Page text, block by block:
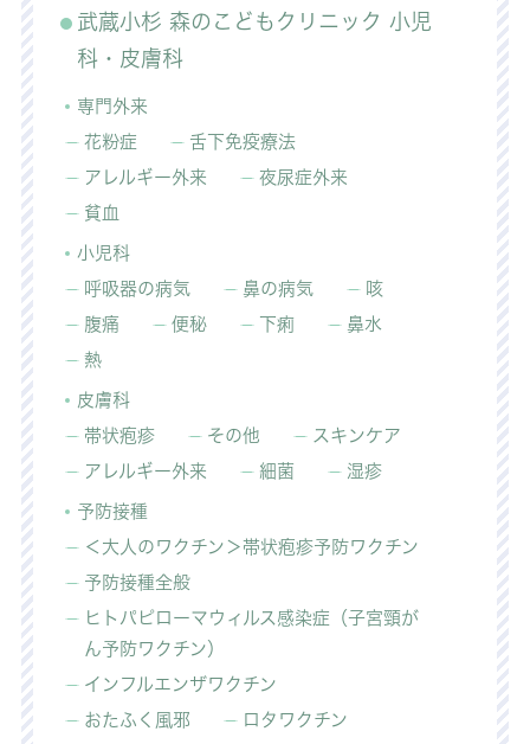
武蔵小杉 森のこどもクリニック 小児
科・皮膚科
専門外来
花粉症
舌下免疫療法
アレルギー外来
夜尿症外来
貧血
小児科
呼吸器の病気
鼻の病気
咳
腹痛
便秘 下痢
鼻水
熱
皮膚科
帯状疱疹
その他
スキンケア
アレルギー外来
細菌 湿疹
予防接種
＜大人のワクチン＞帯状疱疹予防ワクチン
予防接種全般
ヒトパピローマウィルス感染症（子宮頸が
ん予防ワクチン）
インフルエンザワクチン
おたふく風邪
ロタワクチン